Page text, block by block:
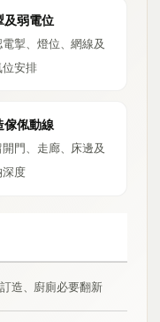
及弱電位
掣、燈位、網線及
位安排
傢俬動線
門、走廊、床邊及
深度
造、廚廁必要翻新